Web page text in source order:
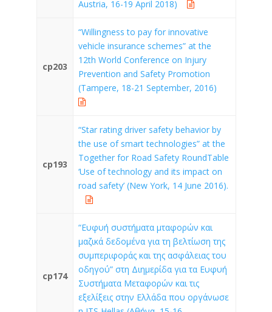
Austria, 16-19 April 2018)
cp203
“Willingness to pay for innovative
vehicle insurance schemes” at the
12th World Conference on Injury
Prevention and Safety Promotion
(Tampere, 18-21 September, 2016)
cp193
“Star rating driver safety behavior by
the use of smart technologies” at the
Together for Road Safety RoundTable
‘Use of technology and its impact on
road safety’ (New York, 14 June 2016).
cp174
“Ευφυή συστήματα μταφορών και
μαζικά δεδομένα για τη βελτίωση της
συμπεριφοράς και της ασφάλειας του
οδηγού” στη Διημερίδα για τα Ευφυή
Συστήματα Μεταφορών και τις
εξελίξεις στην Ελλάδα που οργάνωσε